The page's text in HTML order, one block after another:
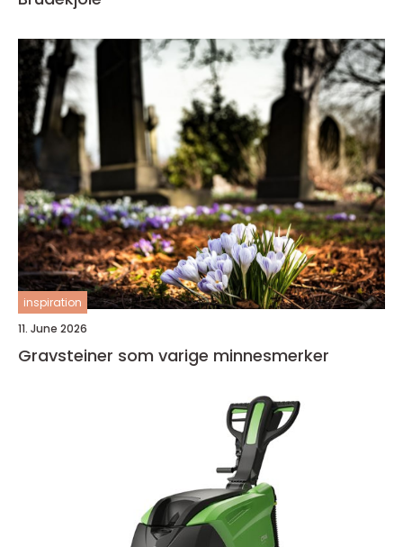
inspiration
11. June 2026
Gravsteiner som varige minnesmerker